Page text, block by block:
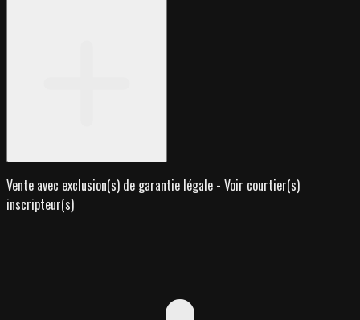
Vente avec exclusion(s) de garantie légale - Voir courtier(s)
inscripteur(s)